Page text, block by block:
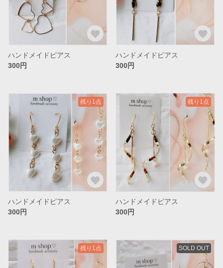
ハンドメイドピアス
300円
ハンドメイドピアス
300円
残り1点
ハンドメイドピアス
300円
残り1点
ハンドメイドピアス
300円
残り1点 SOLD OUT